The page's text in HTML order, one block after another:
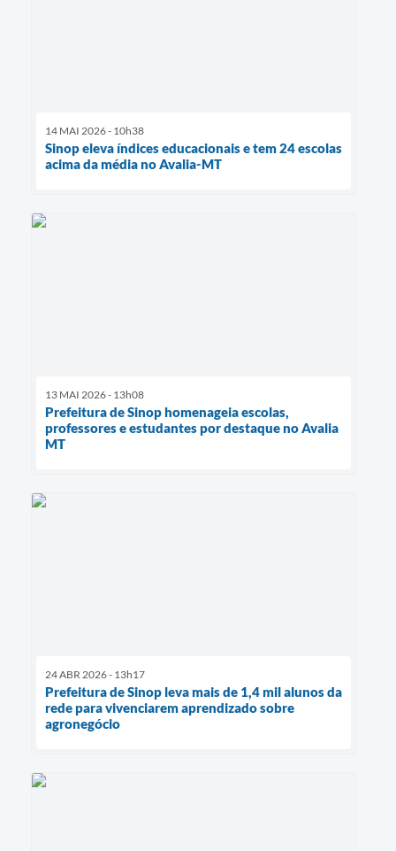
14 MAI 2026 - 10h38
Sinop eleva índices educacionais e tem 24 escolas
acima da média no Avalia-MT
13 MAI 2026 - 13h08
Prefeitura de Sinop homenageia escolas,
professores e estudantes por destaque no Avalia
MT
24 ABR 2026 - 13h17
Prefeitura de Sinop leva mais de 1,4 mil alunos da
rede para vivenciarem aprendizado sobre
agronegócio